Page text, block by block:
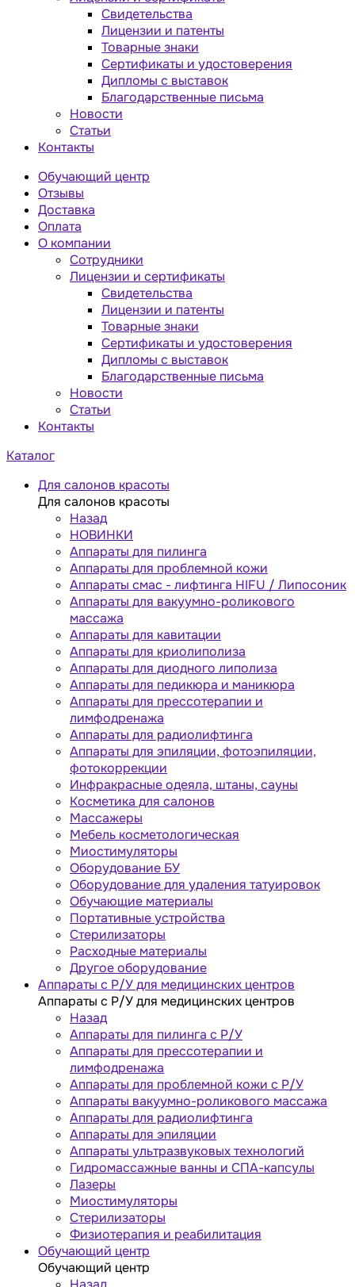
Свидетельства
Лицензии и патенты
Товарные знаки
Сертификаты и удостоверения
Дипломы с выставок
Благодарственные письма
Новости
Статьи
Контакты
Обучающий центр
Отзывы
Доставка
Оплата
О компании
Сотрудники
Лицензии и сертификаты
Свидетельства
Лицензии и патенты
Товарные знаки
Сертификаты и удостоверения
Дипломы с выставок
Благодарственные письма
Новости
Статьи
Контакты
Каталог
Для салонов красоты
Для салонов красоты
Назад
НОВИНКИ
Аппараты для пилинга
Аппараты для проблемной кожи
Аппараты cмас - лифтинга HIFU / Липосоник
Аппараты для вакуумно-роликового
массажа
Аппараты для кавитации
Аппараты для криолиполиза
Аппараты для диодного липолиза
Аппараты для педикюра и маникюра
Аппараты для прессотерапии и
лимфодренажа
Аппараты для радиолифтинга
Аппараты для эпиляции, фотоэпиляции,
фотокоррекции
Инфракрасные одеяла, штаны, сауны
Косметика для салонов
Массажеры
Мебель косметологическая
Миостимуляторы
Оборудование БУ
Оборудование для удаления татуировок
Обучающие материалы
Портативные устройства
Стерилизаторы
Расходные материалы
Другое оборудование
Аппараты с Р/У для медицинских центров
Аппараты с Р/У для медицинских центров
Назад
Аппараты для пилинга с Р/У
Аппараты для прессотерапии и
лимфодренажа
Аппараты для проблемной кожи с Р/У
Аппараты вакуумно-роликового массажа
Аппараты для радиолифтинга
Аппараты для эпиляции
Аппараты ультразвуковых технологий
Гидромассажные ванны и СПА-капсулы
Лазеры
Миостимуляторы
Стерилизаторы
Физиотерапия и реабилитация
Обучающий центр
Обучающий центр